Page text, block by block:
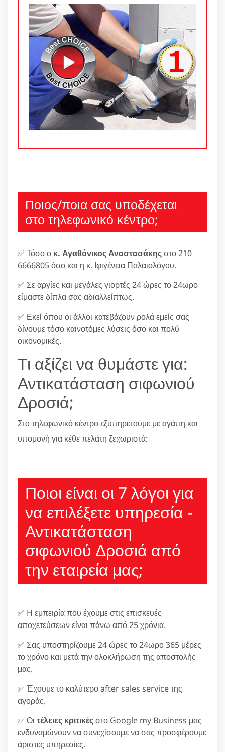
Ποιος/ποια σας υποδέχεται
στο τηλεφωνικό κέντρο;
✅ Τόσο ο κ. Αγαθόνικος Αναστασάκηςστο 210
6666805 όσο και η κ. Ιφιγένεια Παλαιολόγου.
✅ Σε αργίες και μεγάλες γιορτές 24 ώρες το 24ωρο
είμαστε δίπλα σας αδιαλλείπτως.
✅ Εκεί όπου οι άλλοι κατεβάζουν ρολά εμείς σας
δίνουμε τόσο καινοτόμες λύσεις όσο και πολύ
οικονομικές.
Τι αξίζει να θυμάστε για:
Αντικατάσταση σιφωνιού
Δροσιά;
Στο τηλεφωνικό κέντρο εξυπηρετούμε με αγάπη και
υπομονή για κέθε πελάτη ξεχωριστά:
Ποιοι είναι οι 7 λόγοι για
να επιλέξετε υπηρεσία -
Αντικατάσταση
σιφωνιού Δροσιά από
την εταιρεία μας;
✅ H εμπειρία που έχουμε στις επισκευές
αποχετεύσεων είναι πάνω από 25 χρόνια.
✅ Σας υποστηρίζουμε 24 ώρες το 24ωρο 365 μέρες
το χρόνο και μετά την ολοκλήρωση της αποστολής
μας.
✅ Έχουμε το καλύτερο after sales service της
αγοράς.
✅ Οι τέλειες κριτικέςστο Google my Business μας
ενδυναμώνουν να συνεχίσουμε να σας προσφέρουμε
άριστες υπηρεσίες.